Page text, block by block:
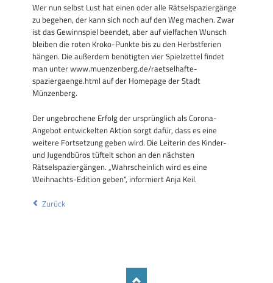
Wer nun selbst Lust hat einen oder alle Rätselspaziergänge
zu begehen, der kann sich noch auf den Weg machen. Zwar
ist das Gewinnspiel beendet, aber auf vielfachen Wunsch
bleiben die roten Kroko-Punkte bis zu den Herbstferien
hängen. Die außerdem benötigten vier Spielzettel findet
man unter www.muenzenberg.de/raetselhafte-
spaziergaenge.html auf der Homepage der Stadt
Münzenberg.
Der ungebrochene Erfolg der ursprünglich als Corona-
Angebot entwickelten Aktion sorgt dafür, dass es eine
weitere Fortsetzung geben wird. Die Leiterin des Kinder-
und Jugendbüros tüftelt schon an den nächsten
Rätselspaziergängen. „Wahrscheinlich wird es eine
Weihnachts-Edition geben“, informiert Anja Keil.
Zurück